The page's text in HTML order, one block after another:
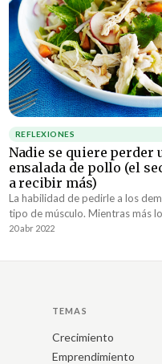
REFLEXIONES
Nadie se quiere perder
ensalada de pollo (el
a recibir más)
La habilidad de pedirle a los
tipo de músculo. Mientras más
pone. Las cosas que podemos o
20 abr 2022
TEMAS
Crecimiento
Emprendimiento